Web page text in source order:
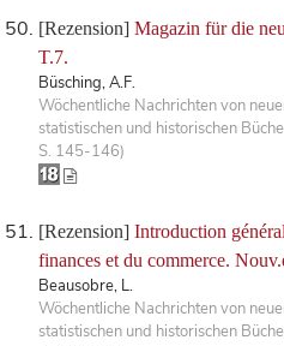
[Rezension] Magazin für die
T.7.
Büsching, A.F.
Wöchentliche Nachrichten von
statistischen und historischen
S. 145-146)
[Rezension] Introduction
finances et du commerce.
Beausobre, L.
Wöchentliche Nachrichten von
statistischen und historischen